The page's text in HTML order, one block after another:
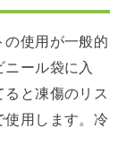
の使用が一般的
ール袋に入
と凍傷のリス
使用します。冷